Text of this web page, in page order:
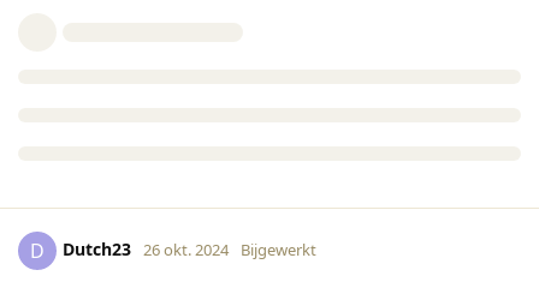
D Dutch23 26 okt. 2024 Bijgewerkt